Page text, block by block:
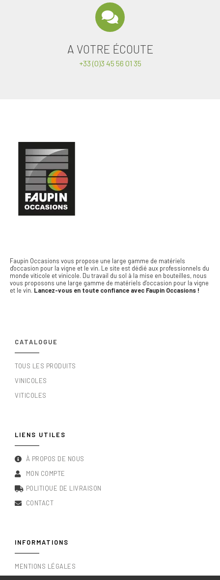
A VOTRE ÉCOUTE
+33 (0)3 45 56 01 35
Faupin Occasions vous propose une large gamme de matériels
d'occasion pour la vigne et le vin. Le site est dédié aux professionnels du
monde viticole et vinicole. Du travail du sol à la mise en bouteilles, nous
vous proposons une large gamme de matériels d’occasion pour la vigne
et le vin. Lancez-vous en toute confiance avec Faupin Occasions !
CATALOGUE
TOUS LES PRODUITS
VINICOLES
VITICOLES
LIENS UTILES
À PROPOS DE NOUS
MON COMPTE
POLITIQUE DE LIVRAISON
CONTACT
INFORMATIONS
MENTIONS LÉGALES